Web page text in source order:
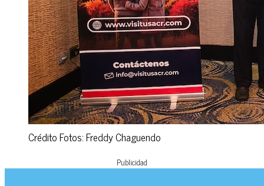
Crédito Fotos: Freddy Chaguendo
Publicidad